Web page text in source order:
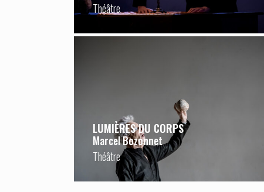
Théâtre
LUMIÈRES DU CORPS
Marcel Bozonnet
Théâtre